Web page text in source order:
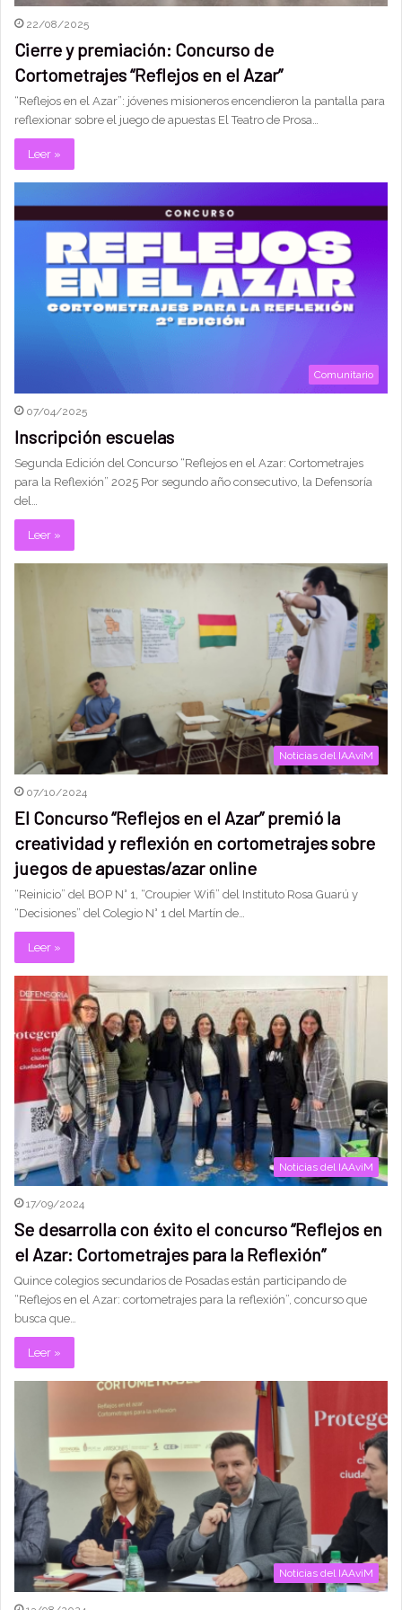
22/08/2025
Cierre y premiación: Concurso de
Cortometrajes “Reflejos en el Azar”
“Reflejos en el Azar”: jóvenes misioneros encendieron la pantalla para
reflexionar sobre el juego de apuestas El Teatro de Prosa…
Leer »
Comunitario
07/04/2025
Inscripción escuelas
Segunda Edición del Concurso “Reflejos en el Azar: Cortometrajes
para la Reflexión” 2025 Por segundo año consecutivo, la Defensoría
del…
Leer »
Noticias del IAAviM
07/10/2024
El Concurso “Reflejos en el Azar” premió la
creatividad y reflexión en cortometrajes sobre
juegos de apuestas/azar online
“Reinicio” del BOP N° 1, “Croupier Wifi” del Instituto Rosa Guarú y
“Decisiones” del Colegio N° 1 del Martín de…
Leer »
Noticias del IAAviM
17/09/2024
Se desarrolla con éxito el concurso “Reflejos en
el Azar: Cortometrajes para la Reflexión”
Quince colegios secundarios de Posadas están participando de
“Reflejos en el Azar: cortometrajes para la reflexión”, concurso que
busca que…
Leer »
Noticias del IAAviM